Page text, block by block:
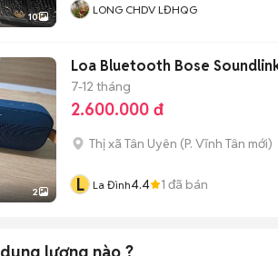
10 LONG CHDV LĐHQG
2
Loa Bluetooth Bose
7-12 tháng
2.600.000 đ
Thị xã Tân Uyên (P. Vĩnh Tân mới)
L La Đình4.4 1 đã bán